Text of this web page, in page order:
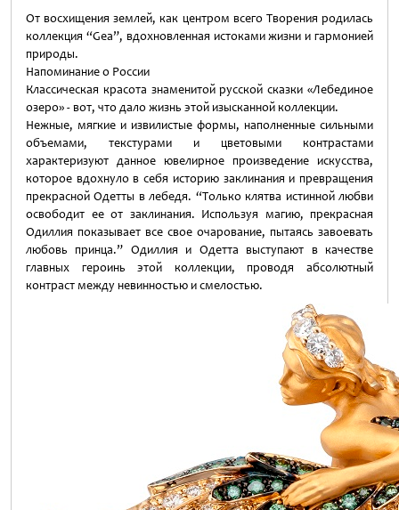
От восхищения землей, как центром всего Творения родилась
коллекция “Gea”, вдохновленная истоками жизни и гармонией
природы.
Напоминание о России
Классическая красота знаменитой русской сказки «Лебединое
озеро» - вот, что дало жизнь этой изысканной коллекции.
Нежные, мягкие и извилистые формы, наполненные сильными
объемами, текстурами и цветовыми контрастами
характеризуют данное ювелирное произведение искусства,
которое вдохнуло в себя историю заклинания и превращения
прекрасной Одетты в лебедя. “Только клятва истинной любви
освободит ее от заклинания. Используя магию, прекрасная
Одиллия показывает все свое очарование, пытаясь завоевать
любовь принца.” Одиллия и Одетта выступают в качестве
главных героинь этой коллекции, проводя абсолютный
контраст между невинностью и смелостью.